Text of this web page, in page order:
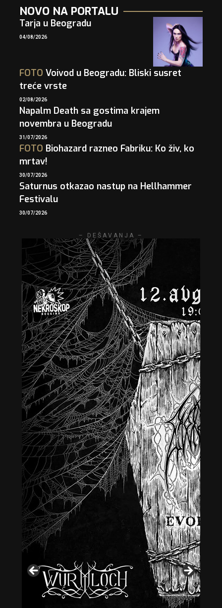
NOVO NA PORTALU
Tarja u Beogradu
04/08/2026
FOTO Voivod u Beogradu: Bliski susret
treće vrste
02/08/2026
Napalm Death sa gostima krajem
novembra u Beogradu
31/07/2026
FOTO Biohazard razneo Fabriku: Ko živ, ko
mrtav!
30/07/2026
Saturnus otkazao nastup na Hellhammer
Festivalu
30/07/2026
– DEŠAVANJA –